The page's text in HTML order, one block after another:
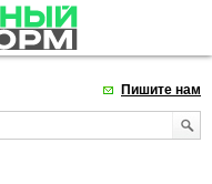
Пишите нам